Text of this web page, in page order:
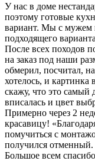
У нас в доме
поэтому готовые
вариант. Мы с мужем
подходящего
После всех походов
на заказ под наши
обмерил, посчитал,
хотелось, и картинка
скажу, что это самый
вписалась и цвет
Примерно через 2
красавицу!
помучиться с
получился отменный.
Большое всем